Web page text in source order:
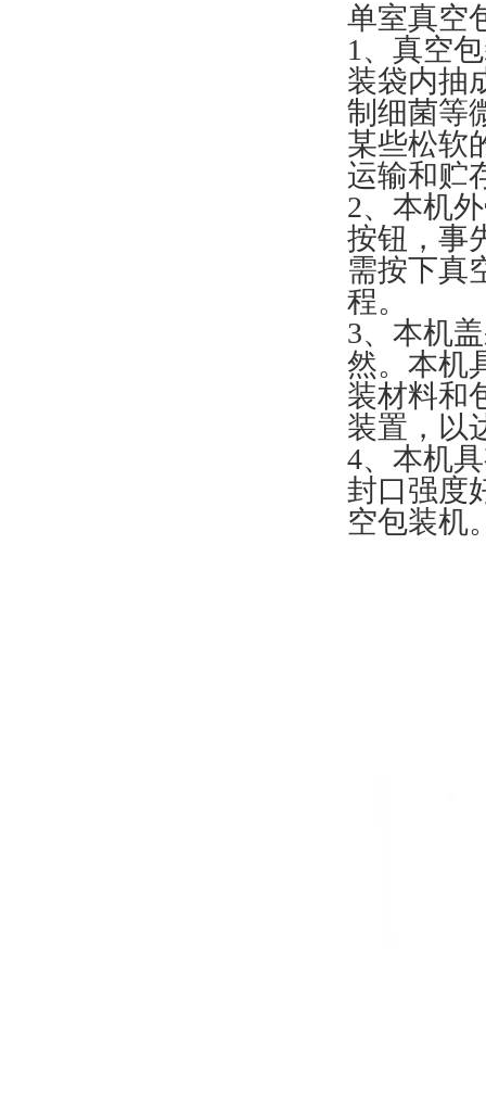
单室真空
1、真空
装袋内抽
制细菌等
某些松软
运输和贮
2、本机
按钮，事
需按下真
程。
3、本机
然。本机
装材料和
装置，以
4、本机
封口强度
空包装机